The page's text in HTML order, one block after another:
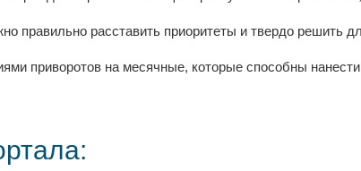
правильно расставить приоритеты и твердо решить
приворотов на месячные, которые способны